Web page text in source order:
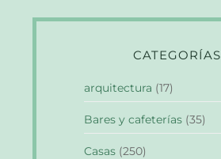
CATEGORÍAS
arquitectura (17)
Bares y cafeterías (35)
Casas (250)